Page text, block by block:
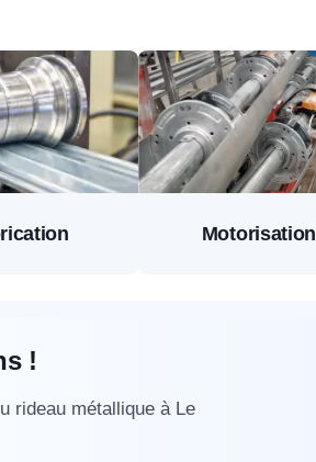
Motorisation
!
rideau métallique à Le